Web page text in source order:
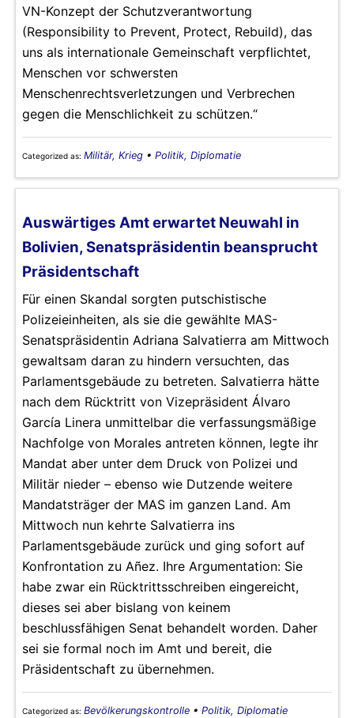
VN-Konzept der Schutzverantwortung
(Responsibility to Prevent, Protect, Rebuild), das
uns als internationale Gemeinschaft verpflichtet,
Menschen vor schwersten
Menschenrechtsverletzungen und Verbrechen
gegen die Menschlichkeit zu schützen.“
Categorized as: Militär, Krieg • Politik, Diplomatie
Auswärtiges Amt erwartet Neuwahl in
Bolivien, Senatspräsidentin beansprucht
Präsidentschaft
Für einen Skandal sorgten putschistische
Polizeieinheiten, als sie die gewählte MAS-
Senatspräsidentin Adriana Salvatierra am Mittwoch
gewaltsam daran zu hindern versuchten, das
Parlamentsgebäude zu betreten. Salvatierra hätte
nach dem Rücktritt von Vizepräsident Álvaro
García Linera unmittelbar die verfassungsmäßige
Nachfolge von Morales antreten können, legte ihr
Mandat aber unter dem Druck von Polizei und
Militär nieder – ebenso wie Dutzende weitere
Mandatsträger der MAS im ganzen Land. Am
Mittwoch nun kehrte Salvatierra ins
Parlamentsgebäude zurück und ging sofort auf
Konfrontation zu Añez. Ihre Argumentation: Sie
habe zwar ein Rücktrittsschreiben eingereicht,
dieses sei aber bislang von keinem
beschlussfähigen Senat behandelt worden. Daher
sei sie formal noch im Amt und bereit, die
Präsidentschaft zu übernehmen.
Categorized as: Bevölkerungskontrolle • Politik, Diplomatie